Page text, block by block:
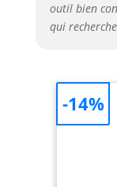
outil bien
qui
-14%